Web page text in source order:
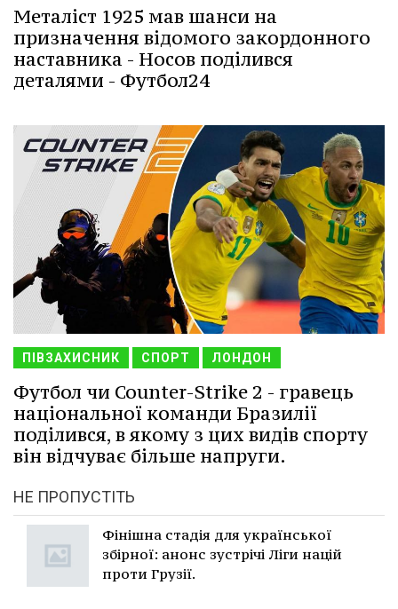
Металіст 1925 мав шанси на
призначення відомого закордонного
наставника - Носов поділився
деталями - Футбол24
ПІВЗАХИСНИК СПОРТ ЛОНДОН
Футбол чи Counter-Strike 2 - гравець
національної команди Бразилії
поділився, в якому з цих видів спорту
він відчуває більше напруги.
НЕ ПРОПУСТІТЬ
Фінішна стадія для української
збірної: анонс зустрічі Ліги націй
проти Грузії.